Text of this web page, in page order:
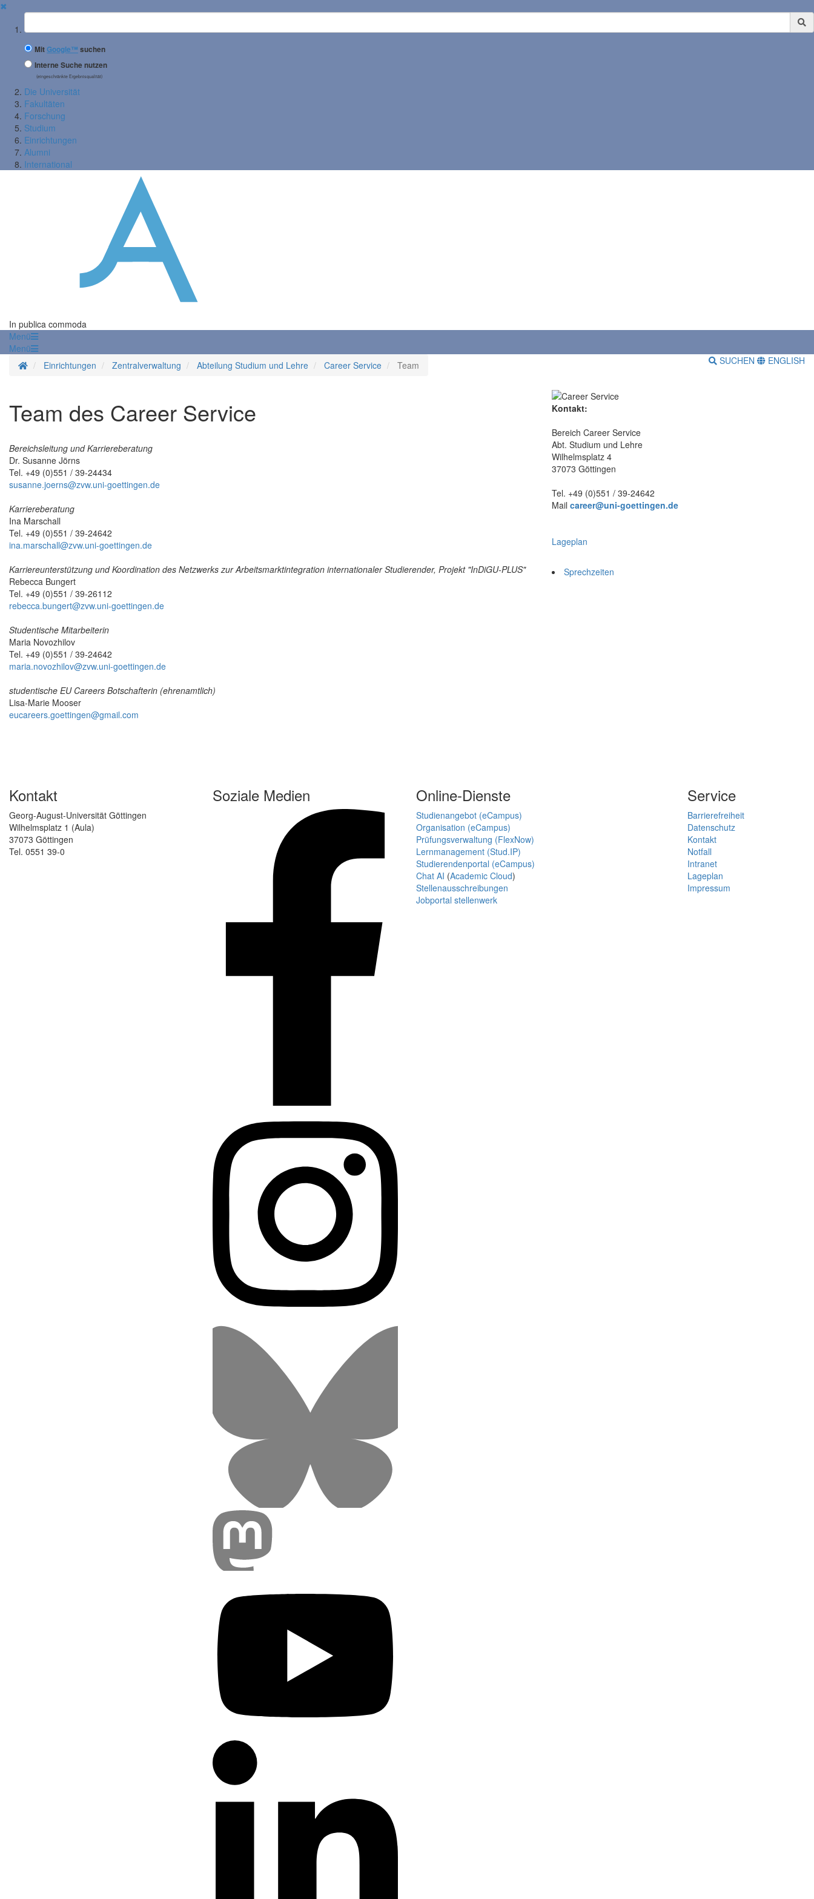
✖
Suchbegriff
MitGoogle™ suchen
Interne Suche nutzen
(eingeschränkte Ergebnisqualität)
Die Universität
Fakultäten
Forschung
Studium
Einrichtungen
Alumni
International
In publica commoda
Menü
Menü
StartseiteEinrichtungen Zentralverwaltung Abteilung Studium und Lehre Career Service Team SUCHEN ENGLISH
Team des Career Service
Bereichsleitung und Karriereberatung
Dr. Susanne Jörns
Tel. +49 (0)551 / 39-24434
susanne.joerns@zvw.uni-goettingen.de
Karriereberatung
Ina Marschall
Tel. +49 (0)551 / 39-24642
ina.marschall@zvw.uni-goettingen.de
Karriereunterstützung und Koordination des Netzwerks zur Arbeitsmarktintegration internationaler Studierender, Projekt "InDiGU-PLUS"
Rebecca Bungert
Tel. +49 (0)551 / 39-26112
rebecca.bungert@zvw.uni-goettingen.de
Studentische Mitarbeiterin
Maria Novozhilov
Tel. +49 (0)551 / 39-24642
maria.novozhilov@zvw.uni-goettingen.de
studentische EU Careers Botschafterin (ehrenamtlich)
Lisa-Marie Mooser
eucareers.goettingen@gmail.com
Kontakt:
Bereich Career Service
Abt. Studium und Lehre
Wilhelmsplatz 4
37073 Göttingen
Tel. +49 (0)551 / 39-24642
Mail career@uni-goettingen.de
Lageplan
Sprechzeiten
Kontakt
Georg-August-Universität Göttingen
Wilhelmsplatz 1 (Aula)
37073 Göttingen
Tel. 0551 39-0
Soziale Medien Online-Dienste
Studienangebot (eCampus)
Organisation (eCampus)
Prüfungsverwaltung (FlexNow)
Lernmanagement (Stud.IP)
Studierendenportal (eCampus)
Chat AI (Academic Cloud)
Stellenausschreibungen
Jobportal stellenwerk
Service
Barrierefreiheit
Datenschutz
Kontakt
Notfall
Intranet
Lageplan
Impressum